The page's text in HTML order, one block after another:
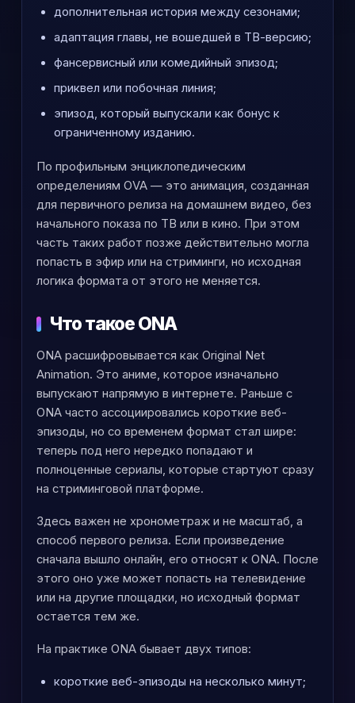
дополнительная история между сезонами;
адаптация главы, не вошедшей в ТВ-версию;
фансервисный или комедийный эпизод;
приквел или побочная линия;
эпизод, который выпускали как бонус к
ограниченному изданию.
По профильным энциклопедическим
определениям OVA — это анимация, созданная
для первичного релиза на домашнем видео, без
начального показа по ТВ или в кино. При этом
часть таких работ позже действительно могла
попасть в эфир или на стриминги, но исходная
логика формата от этого не меняется.
Что такое ONA
ONA расшифровывается как Original Net
Animation. Это аниме, которое изначально
выпускают напрямую в интернете. Раньше с
ONA часто ассоциировались короткие веб-
эпизоды, но со временем формат стал шире:
теперь под него нередко попадают и
полноценные сериалы, которые стартуют сразу
на стриминговой платформе.
Здесь важен не хронометраж и не масштаб, а
способ первого релиза. Если произведение
сначала вышло онлайн, его относят к ONA. После
этого оно уже может попасть на телевидение
или на другие площадки, но исходный формат
остается тем же.
На практике ONA бывает двух типов:
короткие веб-эпизоды на несколько минут;